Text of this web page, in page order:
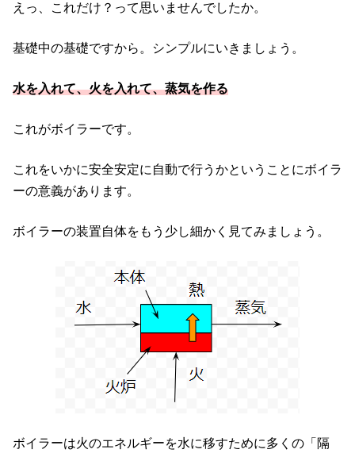
えっ、これだけ？って思いませんでしたか。
基礎中の基礎ですから。シンプルにいきましょう。
水を入れて、火を入れて、蒸気を作る
これがボイラーです。
これをいかに安全安定に自動で行うかということにボイラ
ーの意義があります。
ボイラーの装置自体をもう少し細かく見てみましょう。
ボイラーは火のエネルギーを水に移すために多くの「隔